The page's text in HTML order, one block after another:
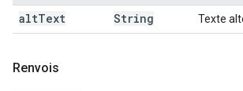
altText String Texte
Renvois